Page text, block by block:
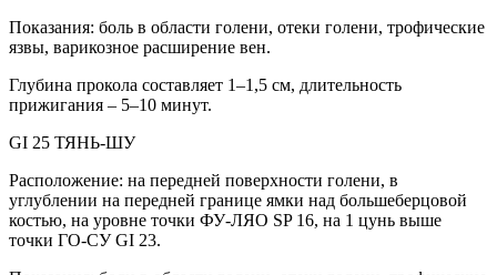
Показания: боль в области голени, отеки голени, трофические
язвы, варикозное расширение вен.
Глубина прокола составляет 1–1,5 см, длительность
прижигания – 5–10 минут.
GI 25 ТЯНЬ-ШУ
Расположение: на передней поверхности голени, в
углублении на передней границе ямки над большеберцовой
костью, на уровне точки ФУ-ЛЯО SP 16, на 1 цунь выше
точки ГО-СУ GI 23.